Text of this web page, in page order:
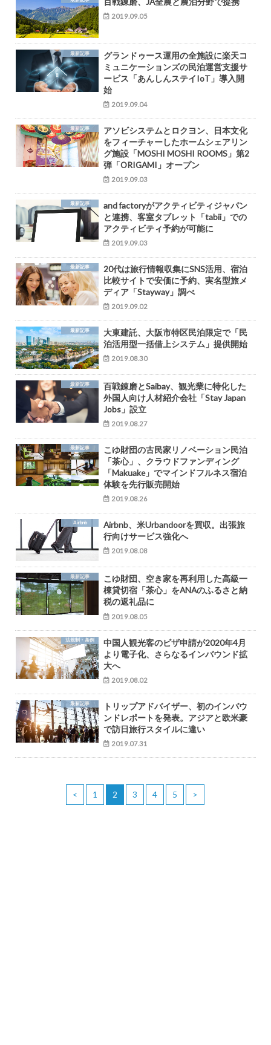
2019.09.05
最新記事
グランドゥース運用の全施設に楽天コ
ミュニケーションズの民泊運営支援サ
ービス「あんしんステイIoT」導入開
始
2019.09.04
最新記事
アソビシステムとロクヨン、日本文化
をフィーチャーしたホームシェアリン
グ施設「MOSHI MOSHI ROOMS」第2
弾「ORIGAMI」オープン
2019.09.03
最新記事
and factoryがアクティビティジャパン
と連携、客室タブレット「tabii」での
アクティビティ予約が可能に
2019.09.03
最新記事
20代は旅行情報収集にSNS活用、宿泊
比較サイトで安価に予約、実名型旅メ
ディア「Stayway」調べ
2019.09.02
最新記事
大東建託、大阪市特区民泊限定で「民
泊活用型一括借上システム」提供開始
2019.08.30
最新記事
百戦錬磨とSaibay、観光業に特化した
外国人向け人材紹介会社「Stay Japan
Jobs」設立
2019.08.27
最新記事
こゆ財団の古民家リノベーション民泊
「茶心」、クラウドファンディング
「Makuake」でマインドフルネス宿泊
体験を先行販売開始
2019.08.26
Airbnb
Airbnb、米Urbandoorを買収。出張旅
行向けサービス強化へ
2019.08.08
最新記事
こゆ財団、空き家を再利用した高級一
棟貸切宿「茶心」をANAのふるさと納
税の返礼品に
2019.08.05
法規制・条例
中国人観光客のビザ申請が2020年4月
より電子化、さらなるインバウンド拡
大へ
2019.08.02
最新記事
トリップアドバイザー、初のインバウ
ンドレポートを発表。アジアと欧米豪
で訪日旅行スタイルに違い
2019.07.31
< 1 2 3 4 5 >